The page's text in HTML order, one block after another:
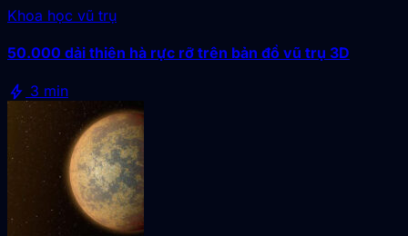
Khoa học vũ trụ
50.000 dải thiên hà rực rỡ trên bản đồ vũ trụ 3D
bolt 3 min